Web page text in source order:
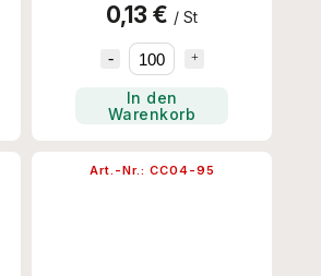
0,13 € / St
In den
Warenkorb
Art.-Nr.: CC04-95